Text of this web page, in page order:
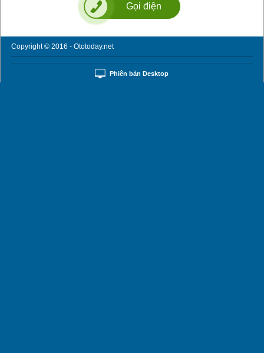
Gọi điện
Copyright © 2016 - Ototoday.net
Phiên bản Desktop